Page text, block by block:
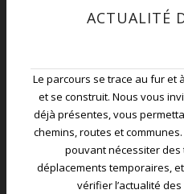
ACTUALITÉ
Le parcours se trace au fur et
et se construit. Nous vous
déjà présentes, vous
chemins, routes et
pouvant nécessiter
déplacements temporaires,
vérifier l’actualité